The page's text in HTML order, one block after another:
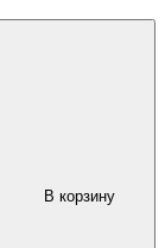
В корзину